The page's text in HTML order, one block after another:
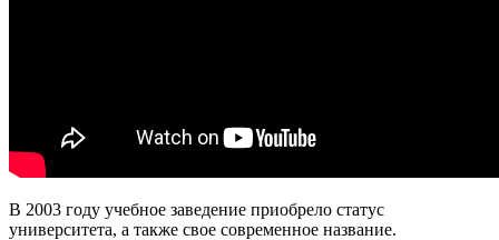
В 2003 году учебное заведение приобрело статус
университета, а также свое современное название.